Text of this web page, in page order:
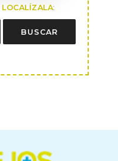
LOCALÍZALA:
BUSCAR